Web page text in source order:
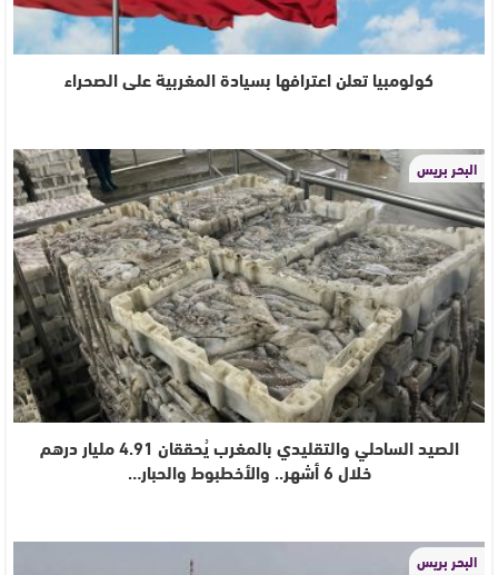
كولومبيا تعلن اعترافها بسيادة المغربية على الصحراء
البحر بريس
الصيد الساحلي والتقليدي بالمغرب يُحققان 4.91 مليار درهم
خلال 6 أشهر.. والأخطبوط والحبار…
البحر بريس